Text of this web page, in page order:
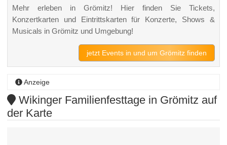
Mehr erleben in Grömitz! Hier finden Sie Tickets,
Konzertkarten und Eintrittskarten für Konzerte, Shows &
Musicals in Grömitz und Umgebung!
jetzt Events in und um Grömitz finden
Anzeige
Wikinger Familienfesttage in Grömitz auf
der Karte